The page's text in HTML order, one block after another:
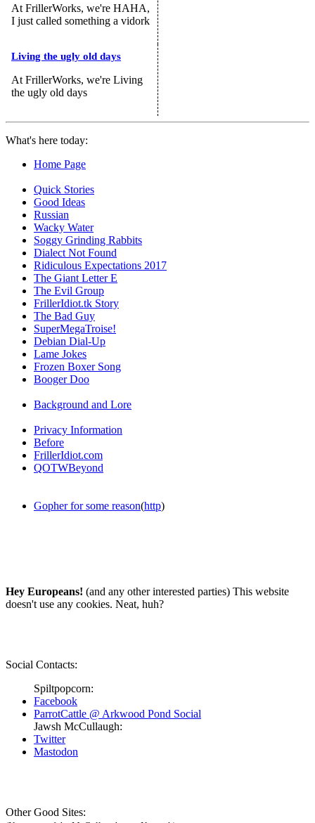
At FrillerWorks, we're HAHA,
I just called something a vidork
Living the ugly old days
At FrillerWorks, we're Living
the ugly old days
What's here today:
Home Page
Quick Stories
Good Ideas
Russian
Wacky Water
Soggy Grinding Rabbits
Dialect Not Found
Ridiculous Expectations 2017
The Giant Letter E
The Evil Group
FrillerIdiot.tk Story
The Bad Guy
SuperMegaTroise!
Debian Dial-Up
Lame Jokes
Frozen Boxer Song
Booger Doo
Background and Lore
Privacy Information
Before
FrillerIdiot.com
QOTWBeyond
Gopher for some reason(http)
Hey Europeans! (and any other interested parties) This website
doesn't use any cookies. Neat, huh?
Social Contacts:
Spiltpopcorn:
Facebook
ParrotCattle @ Arkwood Pond Social
Jawsh McCullaugh:
Twitter
Mastodon
Other Good Sites: